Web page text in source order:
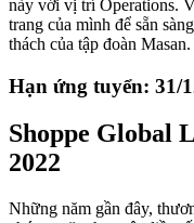
này với vị trí Operations.
trang của mình để sẵn
thách của tập đoàn Masan.
Hạn ứng tuyển: 31/
Shoppe Global
2022
Những năm gần đây,